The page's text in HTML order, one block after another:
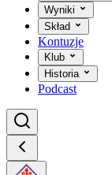
Wyniki
Skład
Kontuzje
Klub
Historia
Podcast